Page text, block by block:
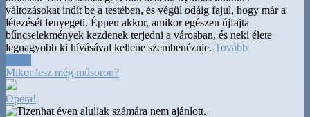
változásokat indít be a testében, és végül odáig fajul, hogy már a
létezését fenyegeti. Éppen akkor, amikor egészen újfajta
bűncselekmények kezdenek terjedni a városban, és neki élete
legnagyobb ki hívásával kellene szembenéznie. Tovább
Mikor lesz még műsoron?
Opera!